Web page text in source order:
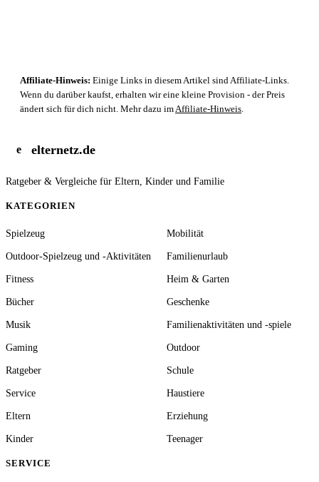
Affiliate-Hinweis: Einige Links in diesem Artikel sind Affiliate-Links.
Wenn du darüber kaufst, erhalten wir eine kleine Provision - der Preis
ändert sich für dich nicht. Mehr dazu im Affiliate-Hinweis
e elternetz.de
Ratgeber & Vergleiche für Eltern, Kinder und Familie
KATEGORIEN
Spielzeug Mobilität
Outdoor-Spielzeug und -Aktivitäten Familienurlaub
Fitness Heim & Garten
Bücher Geschenke
Musik Familienaktivitäten und -spiele
Gaming Outdoor
Ratgeber Schule
Service Haustiere
Eltern Erziehung
Kinder Teenager
SERVICE